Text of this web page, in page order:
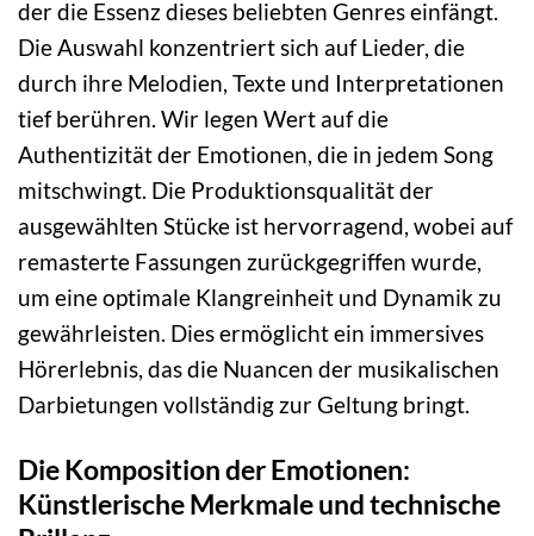
der die Essenz dieses beliebten Genres einfängt.
Die Auswahl konzentriert sich auf Lieder, die
durch ihre Melodien, Texte und Interpretationen
tief berühren. Wir legen Wert auf die
Authentizität der Emotionen, die in jedem Song
mitschwingt. Die Produktionsqualität der
ausgewählten Stücke ist hervorragend, wobei auf
remasterte Fassungen zurückgegriffen wurde,
um eine optimale Klangreinheit und Dynamik zu
gewährleisten. Dies ermöglicht ein immersives
Hörerlebnis, das die Nuancen der musikalischen
Darbietungen vollständig zur Geltung bringt.
Die Komposition der Emotionen:
Künstlerische Merkmale und technische